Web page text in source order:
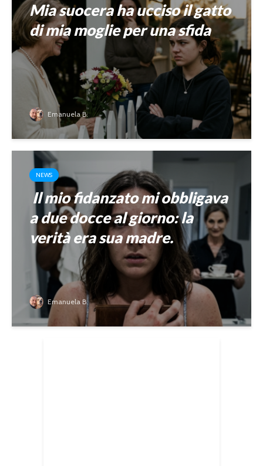
Mia suocera ha ucciso il gatto
di mia moglie per una sfida
Emanuela B.
NEWS
Il mio fidanzato mi obbligava
a due docce al giorno: la
verità era sua madre.
Emanuela B.